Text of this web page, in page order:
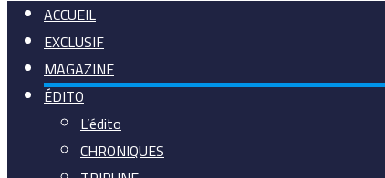
ACCUEIL
EXCLUSIF
MAGAZINE
ÉDITO
L’édito
CHRONIQUES